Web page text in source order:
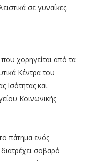
σε γυναίκες.
χορηγείται από τα
Κέντρα του
Ισότητας και
Κοινωνικής
πάτημα ενός
σοβαρό